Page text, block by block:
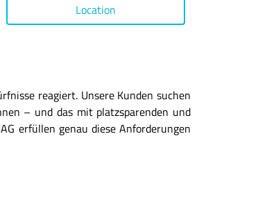
Location
reagiert. Unsere Kunden suchen
– und das mit platzsparenden und
erfüllen genau diese Anforderungen